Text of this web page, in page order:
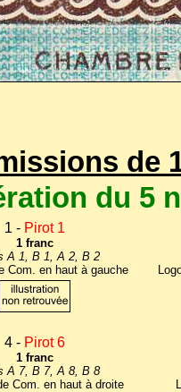
de
du 5
1 - Pirot 1
1 franc
A 1, B 1, A 2, B 2
Com. en haut à gauche
4 - Pirot 6
1 franc
A 7, B 7, A 8, B 8
Com. en haut à droite